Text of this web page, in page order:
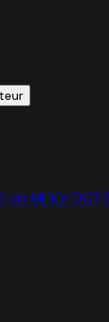
MHEV DCT7